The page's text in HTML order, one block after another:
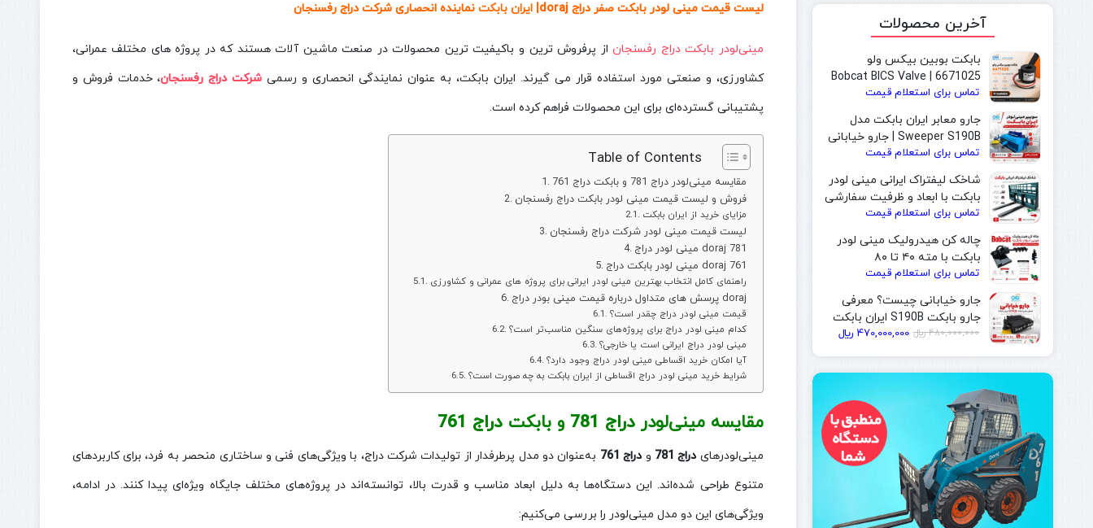
لیست قیمت مینی لودر بابکت صفر دراج doraj| ایران بابکت نماینده انحصاری شرکت دراج رفسنجان
مینی‌لودر بابکت دراج رفسنجاناز پرفروش‌ ترین و باکیفیت‌ ترین محصولات در صنعت ماشین‌ آلات هستند که در پروژه‌ های مختلف عمرانی،
کشاورزی، و صنعتی مورد استفاده قرار می‌ گیرند. ایران بابکت، به‌ عنوان نمایندگی انحصاری و رسمی شرکت دراج رفسنجان، خدمات فروش و
پشتیبانی گسترده‌ای برای این محصولات فراهم کرده است.
Table of Contents
مقایسه مینی‌لودر دراج 781 و بابکت دراج 761
فروش و لیست قیمت مینی لودر بابکت دراج رفسنجان
مزایای خرید از ایران بابکت
لیست قیمت مینی لودر شرکت دراج رفسنجان
مینی لودر دراج doraj 781
مینی لودر بابکت دراج doraj 761
راهنمای کامل انتخاب بهترین مینی لودر ایرانی برای پروژه های عمرانی و کشاورزی
پرسش های متداول درباره قیمت مینی بودر دراج doraj
قیمت مینی لودر دراج چقدر است؟
کدام مینی‌ لودر دراج برای پروژه‌های سنگین مناسب‌تر است؟
مینی‌ لودر دراج ایرانی است یا خارجی؟
آیا امکان خرید اقساطی مینی لودر دراج وجود دارد؟
شرایط خرید مینی لودر دراج اقساطی از ایران بابکت به چه صورت است؟
مقایسه مینی‌لودردراج 781 و بابکتدراج 761
مینی‌لودرهایدراج 781 ودراج 761
به‌عنوان دو مدل پرطرفدار از تولیدات شرکت دراج، با ویژگی‌های فنی و ساختاری منحصر به فرد، برای کاربردهای
متنوع طراحی شده‌اند. این دستگاه‌ها به دلیل ابعاد مناسب و قدرت بالا، توانسته‌اند در پروژه‌های مختلف جایگاه ویژه‌ای پیدا کنند. در ادامه،
ویژگی‌های این دو مدل مینی‌لودر را بررسی می‌کنیم:
آخرین محصولات
بابکت بوبین بیکس ولو
6671025 | Bobcat BICS Valve
Solenoid Coil
تماس برای استعلام قیمت
جارو معابر ایران بابکت مدل
Sweeper S190B | جارو خیابانی
و جارو بابکت مخصوص شهرداری
تماس برای استعلام قیمت
شاخک لیفتراک ایرانی مینی لودر
بابکت با ابعاد و ظرفیت سفارشی
| ایران بابکت
تماس برای استعلام قیمت
چاله کن هیدرولیک مینی لودر
بابکت با مته ۴۰ تا ۸۰
سانتی‌متر | ایران بابکت
تماس برای استعلام قیمت
جارو خیابانی چیست؟ معرفی
جارو بابکت S190B ایران بابکت
480,000,000﷼ 470,000,000 ﷼